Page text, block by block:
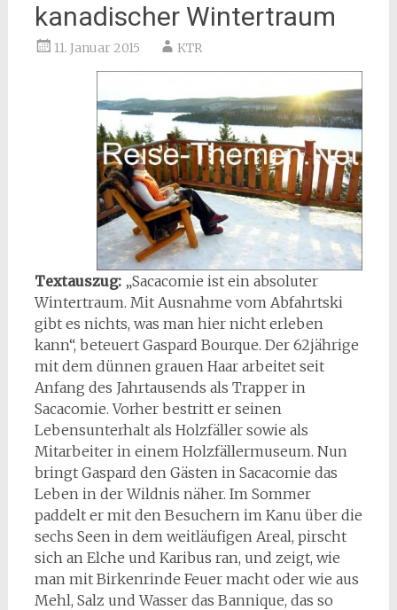
kanadischer Wintertraum
11. Januar 2015 KTR
Textauszug: „Sacacomie ist ein absoluter
Wintertraum. Mit Ausnahme vom Abfahrtski
gibt es nichts, was man hier nicht erleben
kann“, beteuert Gaspard Bourque. Der 62jährige
mit dem dünnen grauen Haar arbeitet seit
Anfang des Jahrtausends als Trapper in
Sacacomie. Vorher bestritt er seinen
Lebensunterhalt als Holzfäller sowie als
Mitarbeiter in einem Holzfällermuseum. Nun
bringt Gaspard den Gästen in Sacacomie das
Leben in der Wildnis näher. Im Sommer
paddelt er mit den Besuchern im Kanu über die
sechs Seen in dem weitläufigen Areal, pirscht
sich an Elche und Karibus ran, und zeigt, wie
man mit Birkenrinde Feuer macht oder wie aus
Mehl, Salz und Wasser das Bannique, das so